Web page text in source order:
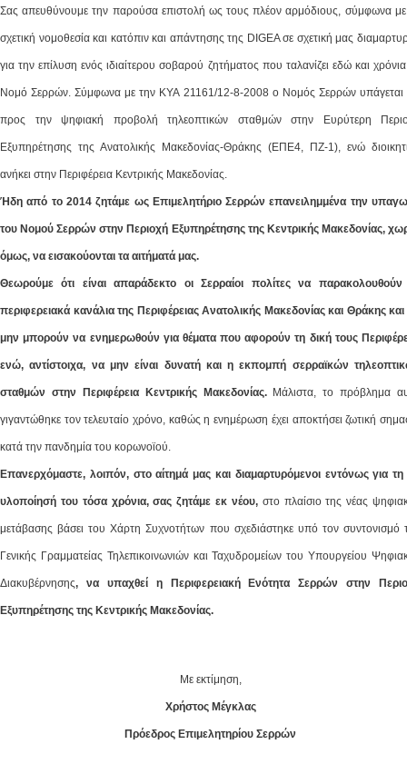
Σας απευθύνουμε την παρούσα επιστολή ως τους πλέον αρμόδιους, σύμφωνα
σχετική νομοθεσία και κατόπιν και απάντησης της DIGEA σε σχετική μας
για την επίλυση ενός ιδιαίτερου σοβαρού ζητήματος που ταλανίζει εδώ και
Νομό Σερρών. Σύμφωνα με την ΚΥΑ 21161/12-8-2008 ο Νομός Σερρών υπάγεται
προς την ψηφιακή προβολή τηλεοπτικών σταθμών στην Ευρύτερη
Εξυπηρέτησης της Ανατολικής Μακεδονίας-Θράκης (ΕΠΕ4, ΠΖ-1), ενώ
ανήκει στην Περιφέρεια Κεντρικής Μακεδονίας.
Ήδη από το 2014 ζητάμε ως Επιμελητήριο Σερρών επανειλημμένα την
του Νομού Σερρών στην Περιοχή Εξυπηρέτησης της Κεντρικής Μακεδονίας,
όμως, να εισακούονται τα αιτήματά μας.
Θεωρούμε ότι είναι απαράδεκτο οι Σερραίοι πολίτες να παρακολουθούν
περιφερειακά κανάλια της Περιφέρειας Ανατολικής Μακεδονίας και Θράκης
μην μπορούν να ενημερωθούν για θέματα που αφορούν τη δική τους
ενώ, αντίστοιχα, να μην είναι δυνατή και η εκπομπή σερραϊκών
σταθμών στην Περιφέρεια Κεντρικής Μακεδονίας.Μάλιστα, το πρόβλημα
γιγαντώθηκε τον τελευταίο χρόνο, καθώς η ενημέρωση έχει αποκτήσει ζωτική
κατά την πανδημία του κορωνοϊού.
Επανερχόμαστε, λοιπόν, στο αίτημά μας και διαμαρτυρόμενοι εντόνως για
υλοποίησή του τόσα χρόνια, σας ζητάμε εκ νέου,στο πλαίσιο της νέας
μετάβασης βάσει του Χάρτη Συχνοτήτων που σχεδιάστηκε υπό τον συντονισμό
Γενικής Γραμματείας Τηλεπικοινωνιών και Ταχυδρομείων του Υπουργείου
Διακυβέρνησης, να υπαχθεί η Περιφερειακή Ενότητα Σερρών στην
Εξυπηρέτησης της Κεντρικής Μακεδονίας.
Με εκτίμηση,
Χρήστος Μέγκλας
Πρόεδρος Επιμελητηρίου Σερρών